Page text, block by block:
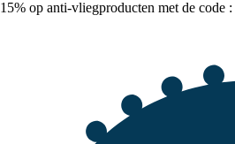
15% op anti-vliegproducten met de code :